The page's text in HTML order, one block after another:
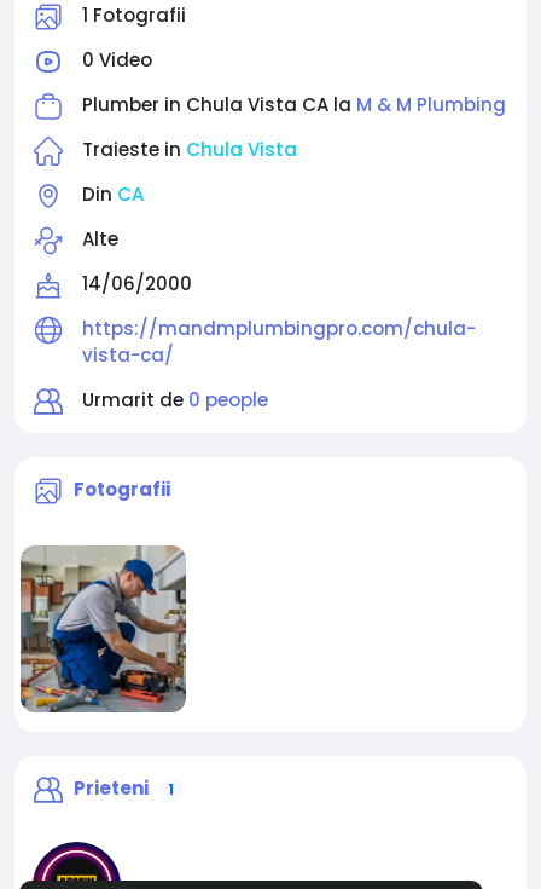
1 Fotografii
0 Video
Plumber in Chula Vista CA la M & M Plumbing
Traieste in Chula Vista
Din CA
Alte
14/06/2000
https://mandmplumbingpro.com/chula-
vista-ca/
Urmarit de 0 people
Fotografii
Prieteni 1